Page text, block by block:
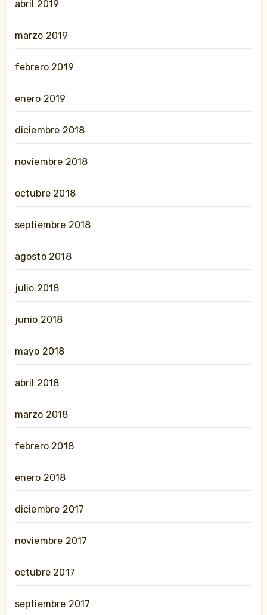
abril 2019
marzo 2019
febrero 2019
enero 2019
diciembre 2018
noviembre 2018
octubre 2018
septiembre 2018
agosto 2018
julio 2018
junio 2018
mayo 2018
abril 2018
marzo 2018
febrero 2018
enero 2018
diciembre 2017
noviembre 2017
octubre 2017
septiembre 2017